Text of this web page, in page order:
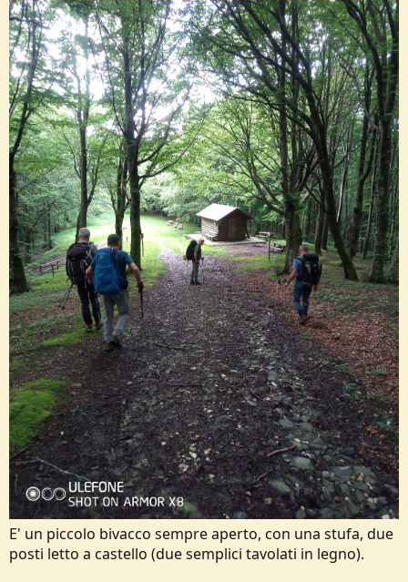
E' un piccolo bivacco sempre aperto, con una stufa, due
posti letto a castello (due semplici tavolati in legno).